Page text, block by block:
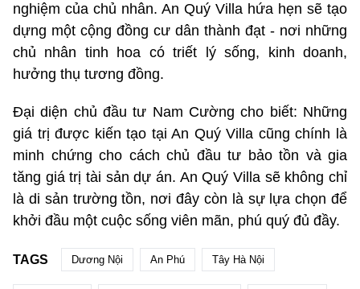
nghiệm của chủ nhân. An Quý Villa hứa hẹn sẽ tạo
dựng một cộng đồng cư dân thành đạt - nơi những
chủ nhân tinh hoa có triết lý sống, kinh doanh,
hưởng thụ tương đồng.
Đại diện chủ đầu tư Nam Cường cho biết: Những
giá trị được kiến tạo tại An Quý Villa cũng chính là
minh chứng cho cách chủ đầu tư bảo tồn và gia
tăng giá trị tài sản dự án. An Quý Villa sẽ không chỉ
là di sản trường tồn, nơi đây còn là sự lựa chọn để
khởi đầu một cuộc sống viên mãn, phú quý đủ đầy.
TAGS Dương Nội An Phú Tây Hà Nội